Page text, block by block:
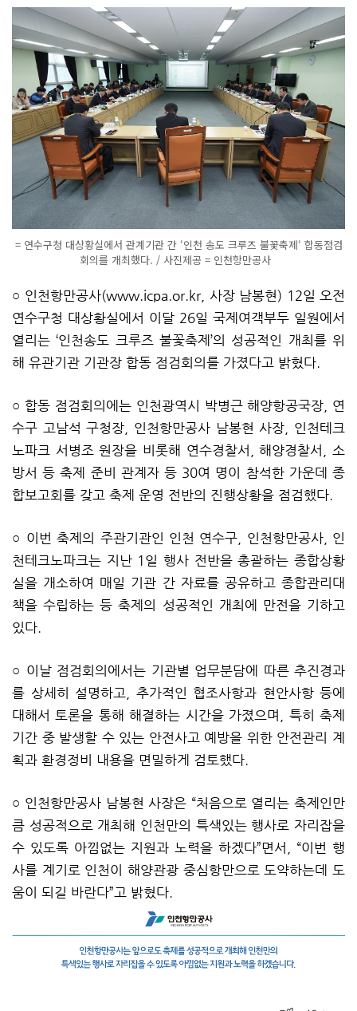
= 연수구청 대상황실에서 관계기관 간 ‘인천 송도 크루즈 불꽃축제‘ 합동점검
회의를 개최했다. / 사진제공 = 인천항만공사
○ 인천항만공사(www.icpa.or.kr, 사장 남봉현) 12일 오전
연수구청 대상황실에서 이달 26일 국제여객부두 일원에서
열리는 ‘인천송도 크루즈 불꽃축제’의 성공적인 개최를 위
해 유관기관 기관장 합동 점검회의를 가졌다고 밝혔다.
○ 합동 점검회의에는 인천광역시 박병근 해양항공국장, 연
수구 고남석 구청장, 인천항만공사 남봉현 사장, 인천테크
노파크 서병조 원장을 비롯해 연수경찰서, 해양경찰서, 소
방서 등 축제 준비 관계자 등 30여 명이 참석한 가운데 종
합보고회를 갖고 축제 운영 전반의 진행상황을 점검했다.
○ 이번 축제의 주관기관인 인천 연수구, 인천항만공사, 인
천테크노파크는 지난 1일 행사 전반을 총괄하는 종합상황
실을 개소하여 매일 기관 간 자료를 공유하고 종합관리대
책을 수립하는 등 축제의 성공적인 개최에 만전을 기하고
있다.
○ 이날 점검회의에서는 기관별 업무분담에 따른 추진경과
를 상세히 설명하고, 추가적인 협조사항과 현안사항 등에
대해서 토론을 통해 해결하는 시간을 가졌으며, 특히 축제
기간 중 발생할 수 있는 안전사고 예방을 위한 안전관리 계
획과 환경정비 내용을 면밀하게 검토했다.
○ 인천항만공사 남봉현 사장은 “처음으로 열리는 축제인만
큼 성공적으로 개최해 인천만의 특색있는 행사로 자리잡을
수 있도록 아낌없는 지원과 노력을 하겠다”면서, “이번 행
사를 계기로 인천이 해양관광 중심항만으로 도약하는데 도
움이 되길 바란다”고 밝혔다.